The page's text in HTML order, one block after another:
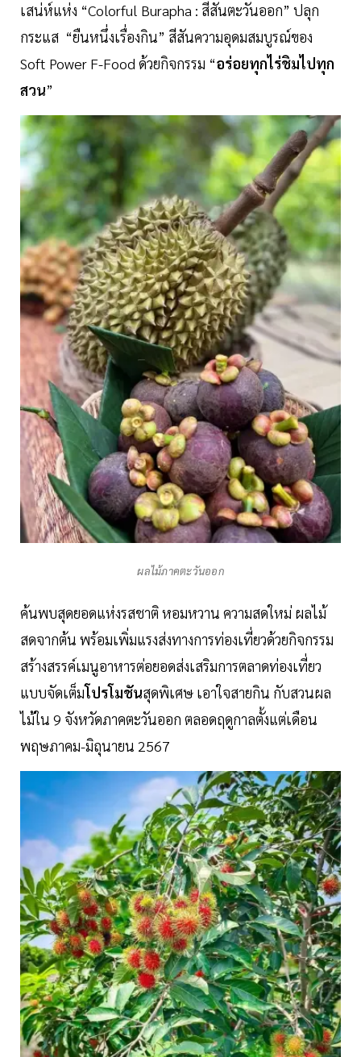
เสน่ห์แห่ง “Colorful Burapha : สีสันตะวันออก” ปลุก
กระแส “ยืนหนึ่งเรื่องกิน” สีสันความอุดมสมบูรณ์ของ
Soft Power F-Food ด้วยกิจกรรม “อร่อยทุกไร่ชิมไปทุก
สวน”
ผลไม้ภาคตะวันออก
ค้นพบสุดยอดแห่งรสชาติ หอมหวาน ความสดใหม่ ผลไม้
สดจากต้น พร้อมเพิ่มแรงส่งทางการท่องเที่ยวด้วยกิจกรรม
สร้างสรรค์เมนูอาหารต่อยอดส่งเสริมการตลาดท่องเที่ยว
แบบจัดเต็มโปรโมชันสุดพิเศษ เอาใจสายกิน กับสวนผล
ไม้ใน 9 จังหวัดภาคตะวันออก ตลอดฤดูกาลตั้งแต่เดือน
พฤษภาคม-มิถุนายน 2567